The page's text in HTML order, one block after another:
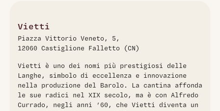
sabbiosi a un'altitudine di circa 350 metri. La vendemmia
manuale si svolge a ottobre. La fermentazione avviene in
acciaio con una macerazione di circa 4 settimane.
Slavonia. Al naso si percepiscono note di frutti rossi maturi,
spezie dolci e un accenno di liquirizia. Al palato è elegante,
con tannini fini e una struttura equilibrata, accompagnata
da una lunga persistenza aromatica.
Vietti
Piazza Vittorio Veneto, 5,
12060 Castiglione Falletto (CN)
Vietti è uno dei nomi più prestigiosi delle
Langhe, simbolo di eccellenza e innovazione
nella produzione del Barolo. La cantina affonda
le sue radici nel XIX secolo, ma è con Alfredo
Currado, negli anni ’60, che Vietti diventa un